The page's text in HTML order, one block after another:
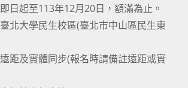
日起至113年12月20日，額滿為止。
北大學民生校區(臺北市中山區民生東
距及實體同步(報名時請備註遠距或實